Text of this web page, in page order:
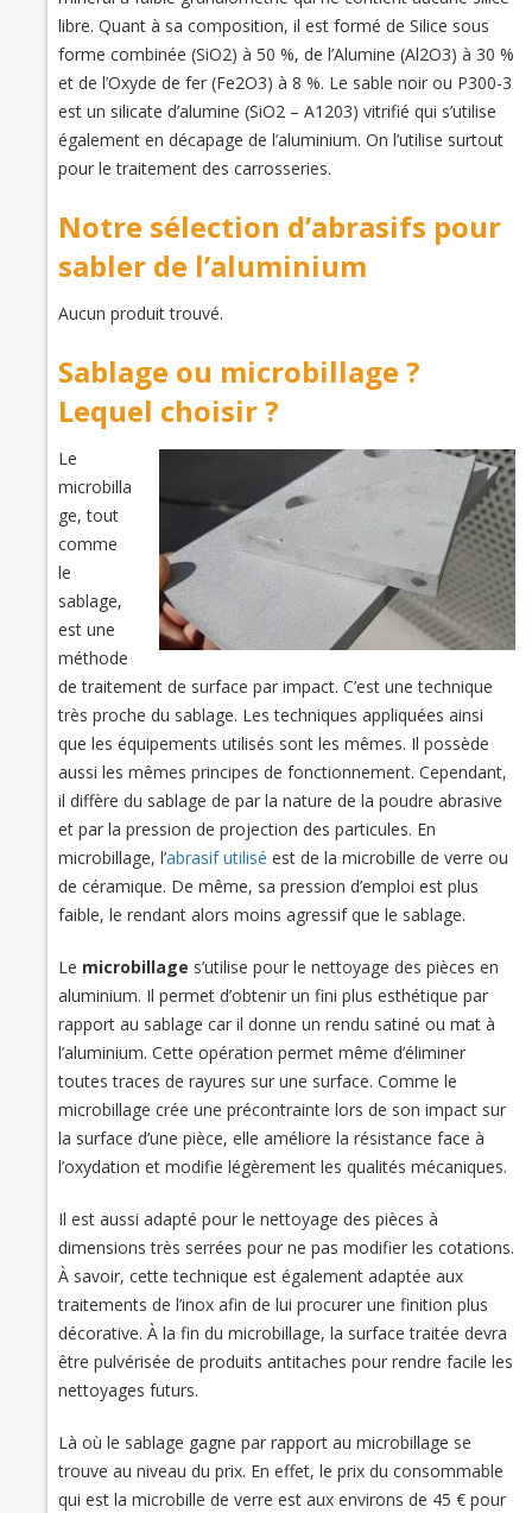
libre. Quant à sa composition, il est formé de Silice sous
forme combinée (SiO2) à 50 %, de l’Alumine (Al2O3) à 30 %
et de l’Oxyde de fer (Fe2O3) à 8 %. Le sable noir ou P300-3
est un silicate d’alumine (SiO2 – A1203) vitrifié qui s’utilise
également en décapage de l’aluminium. On l’utilise surtout
pour le traitement des carrosseries.
Notre sélection d’abrasifs pour
sabler de l’aluminium
Aucun produit trouvé.
Sablage ou microbillage ?
Lequel choisir ?
Le
microbilla
ge, tout
comme
le
sablage,
est une
méthode
de traitement de surface par impact. C’est une technique
très proche du sablage. Les techniques appliquées ainsi
que les équipements utilisés sont les mêmes. Il possède
aussi les mêmes principes de fonctionnement. Cependant,
il diffère du sablage de par la nature de la poudre abrasive
et par la pression de projection des particules. En
microbillage, l’abrasif utilisé est de la microbille de verre ou
de céramique. De même, sa pression d’emploi est plus
faible, le rendant alors moins agressif que le sablage.
Le microbillage s’utilise pour le nettoyage des pièces en
aluminium. Il permet d’obtenir un fini plus esthétique par
rapport au sablage car il donne un rendu satiné ou mat à
l’aluminium. Cette opération permet même d’éliminer
toutes traces de rayures sur une surface. Comme le
microbillage crée une précontrainte lors de son impact sur
la surface d’une pièce, elle améliore la résistance face à
l’oxydation et modifie légèrement les qualités mécaniques.
Il est aussi adapté pour le nettoyage des pièces à
dimensions très serrées pour ne pas modifier les cotations.
À savoir, cette technique est également adaptée aux
traitements de l’inox afin de lui procurer une finition plus
décorative. À la fin du microbillage, la surface traitée devra
être pulvérisée de produits antitaches pour rendre facile les
nettoyages futurs.
Là où le sablage gagne par rapport au microbillage se
trouve au niveau du prix. En effet, le prix du consommable
qui est la microbille de verre est aux environs de 45 € pour